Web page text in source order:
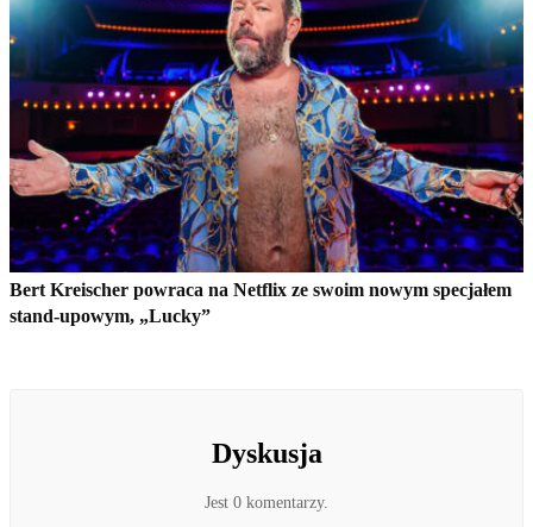
Bert Kreischer powraca na Netflix ze swoim nowym specjałem
stand-upowym, „Lucky”
Dyskusja
Jest 0 komentarzy.